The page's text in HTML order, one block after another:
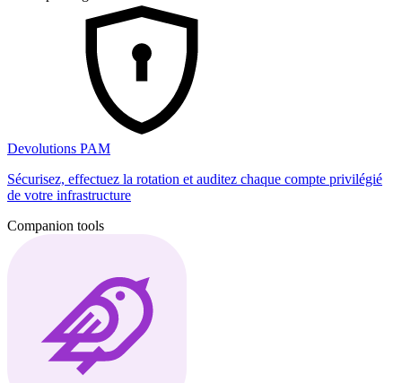
Devolutions PAM
Sécurisez, effectuez la rotation et auditez chaque compte privilégié
de votre infrastructure
Companion tools